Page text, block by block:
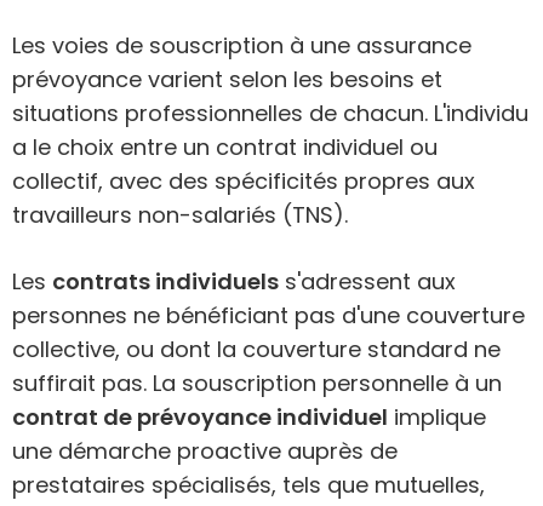
Les voies de souscription à une assurance
prévoyance varient selon les besoins et
situations professionnelles de chacun. L'individu
a le choix entre un contrat individuel ou
collectif, avec des spécificités propres aux
travailleurs non-salariés (TNS).
Les contrats individuels s'adressent aux
personnes ne bénéficiant pas d'une couverture
collective, ou dont la couverture standard ne
suffirait pas. La souscription personnelle à un
contrat de prévoyance individuel implique
une démarche proactive auprès de
prestataires spécialisés, tels que mutuelles,